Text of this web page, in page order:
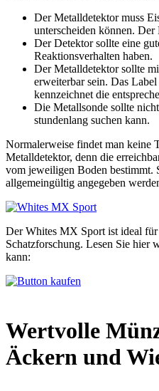
Der Metalldetektor muss
unterscheiden können.
Der Detektor sollte eine
Reaktionsverhalten haben.
Der Metalldetektor sollte
erweiterbar sein. Das
kennzeichnet die
Die Metallsonde sollte
stundenlang suchen kann.
Normalerweise findet man keine
Metalldetektor, denn die
vom jeweiligen Boden bestimmt.
allgemeingültig angegeben
Der Whites MX Sport ist ideal
Schatzforschung. Lesen Sie hier
kann:
Wertvolle
Äckern und